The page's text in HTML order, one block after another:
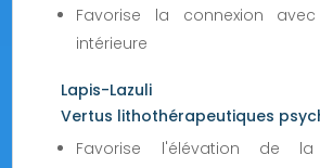
Favorise la connexion
intérieure
Lapis-Lazuli
Vertus lithothérapeutiques
Favorise l'élévation de la